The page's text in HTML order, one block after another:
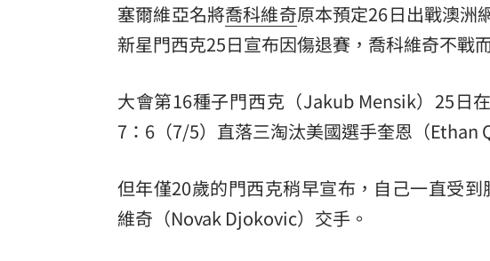
商場戰國來臨 台中「頂奢大道」逐漸成形 12:00
「拍片人的多重宇宙」職涯論壇9/12登場！ 10:30
8國球員齊聚高雄 Formosa 7s掀足球熱潮
理想混蛋號召粉絲跨海追星吃美食！ 18:15
塞爾維亞名將喬科維奇原本預定26日出戰澳洲
新星門西克25日宣布因傷退賽，喬科維奇不戰
大會第16種子門西克（Jakub Mensik）25日
7：6（7/5）直落三淘汰美國選手奎恩（Ethan
但年僅20歲的門西克稍早宣布，自己一直受
維奇（Novak Djokovic）交手。